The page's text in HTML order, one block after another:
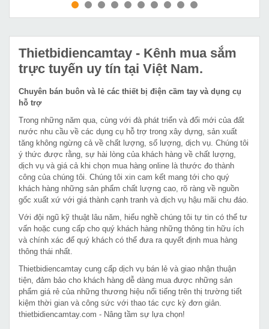
MUA NGAY MUA NGAY
Thietbidiencamtay - Kênh mua sắm
trực tuyến uy tín tại Việt Nam.
Chuyên bán buôn và lẻ các thiết bị điện cầm tay và dụng cụ
hỗ trợ
Trong những năm qua, cùng với đà phát triển và đổi mới của đất
nước nhu cầu về các dụng cụ hỗ trợ trong xây dựng, sản xuất
tăng không ngừng cả về chất lượng, số lượng, dịch vụ. Chúng tôi
ý thức được rằng, sự hài lòng của khách hàng về chất lượng,
dịch vụ và giá cả khi chọn mua hàng online là thước đo thành
công của chúng tôi. Chúng tôi xin cam kết mang tới cho quý
khách hàng những sản phẩm chất lượng cao, rõ ràng về nguồn
gốc xuất xứ với giá thành cạnh tranh và dịch vụ hậu mãi chu đáo.
Với đội ngũ kỹ thuật lâu năm, hiểu nghề chúng tôi tự tin có thể tư
vấn hoặc cung cấp cho quý khách hàng những thông tin hữu ích
và chính xác để quý khách có thể đưa ra quyết định mua hàng
thông thái nhất.
Thietbidiencamtay cung cấp dịch vụ bán lẻ và giao nhận thuận
tiện, đảm bảo cho khách hàng dễ dàng mua được những sản
phẩm giá rẻ của những thương hiệu nổi tiếng trên thị trường tiết
kiệm thời gian và công sức với thao tác cực kỳ đơn giản.
thietbidiencamtay.com - Nâng tầm sự lựa chọn!